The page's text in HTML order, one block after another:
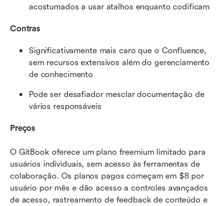
acostumados a usar atalhos enquanto codificam
Contras
Significativamente mais caro que o Confluence,
sem recursos extensivos além do gerenciamento
de conhecimento
Pode ser desafiador mesclar documentação de
vários responsáveis
Preços
O GitBook oferece um plano freemium limitado para
usuários individuais, sem acesso às ferramentas de
colaboração. Os planos pagos começam em $8 por
usuário por mês e dão acesso a controles avançados
de acesso, rastreamento de feedback de conteúdo e